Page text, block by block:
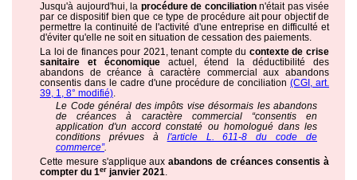
Jusqu'à aujourd'hui, la procédure de conciliationn'était pas visée
par ce dispositif bien que ce type de procédure ait pour objectif de
permettre la continuité de l'activité d'une entreprise en difficulté et
d'éviter qu'elle ne soit en situation de cessation des paiements.
La loi de finances pour 2021, tenant compte du contexte de crise
sanitaire et économiqueactuel, étend la déductibilité des
abandons de créance à caractère commercial aux abandons
consentis dans le cadre d'une procédure de conciliation (CGI, art.
39, 1, 8° modifié).
Le Code général des impôts vise désormais les abandons
de créances à caractère commercial “consentis en
application d'un accord constaté ou homologué dans les
conditions prévues à l'article L. 611-8 du code de
commerce”.
Cette mesure s'applique aux abandons de créances consentis à
compter du 1er janvier 2021.